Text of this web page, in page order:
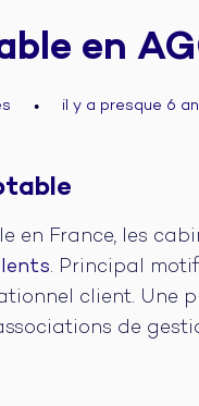
en
● il y a presque 6
France, les
. Principal
client. Une
de